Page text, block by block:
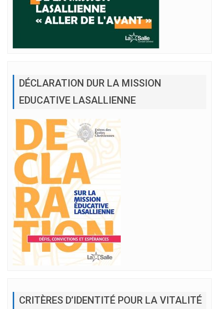
DÉCLARATION DUR LA MISSION
EDUCATIVE LASALLIENNE
CRITÈRES D’IDENTITÉ POUR LA VITALITÉ